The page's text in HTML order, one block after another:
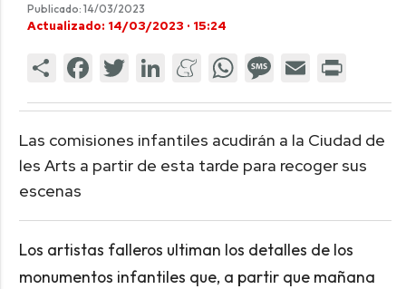
Publicado: 14/03/2023
Actualizado: 14/03/2023 · 15:24
Las comisiones infantiles acudirán a la Ciudad de
les Arts a partir de esta tarde para recoger sus
escenas
Los artistas falleros ultiman los detalles de los
monumentos infantiles que, a partir que mañana